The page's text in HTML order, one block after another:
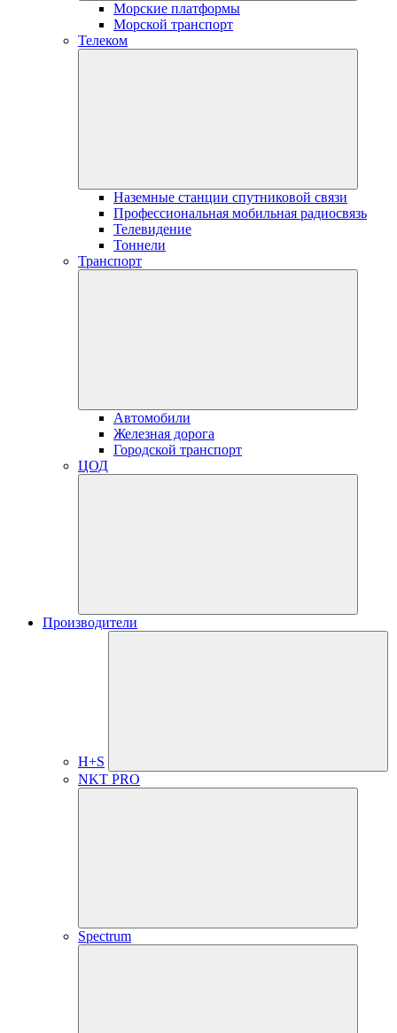
Морские платформы
Морской транспорт
Телеком
Наземные станции спутниковой связи
Профессиональная мобильная радиосвязь
Телевидение
Тоннели
Транспорт
Автомобили
Железная дорога
Городской транспорт
ЦОД
Производители
H+S
NKT PRO
Spectrum